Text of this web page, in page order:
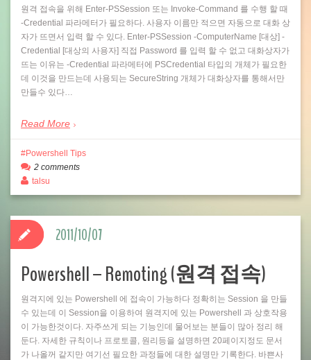
원격 접속을 위해 Enter-PSSession 또는 Invoke-Command 를 수행 할 때
-Credential 파라메터가 필요하다. 사용자 이름만 적으면 자동으로 대화 상
자가 뜨면서 입력 할 수 있다. Enter-PSSession -ComputerName [대상] -
Credential [대상의 사용자] 직접 Password 를 입력 할 수 없고 대화상자가
뜨는 이유는 -Credential 파라메터에 PSCredential 타입의 개체가 필요한
데 이것을 만드는데 사용되는 SecureString 개체가 대화상자를 통해서만
만들수 있다…
Read More
Powershell Tips
2 comments
talsu
Powershell – Remoting (원격 접속)
원격지에 있는 Powershell 에 접속이 가능하다 정확히는 Session 을 만들
수 있는데 이 Session을 이용하여 원격지에 있는 Powershell 과 상호작용
이 가능한것이다. 자주쓰게 되는 기능인데 물어보는 분들이 많아 정리 해
둔다. 자세한 규칙이나 프로토콜, 원리등을 설명하면 20페이지정도 문서
가 나올꺼 같지만 여기선 필요한 과정들에 대한 설명만 기록한다. 바쁜사
2011/10/07